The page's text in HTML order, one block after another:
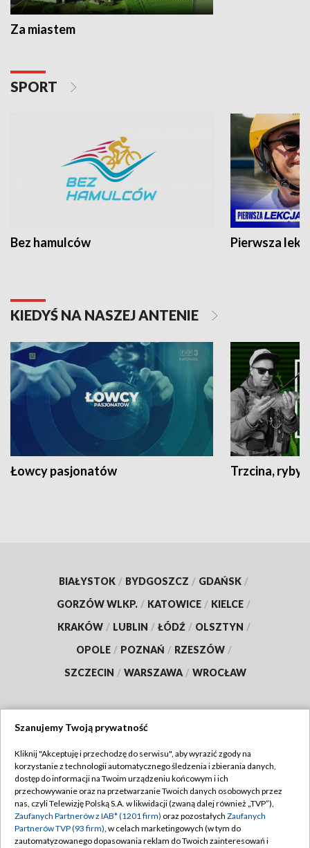
Za miastem
SPORT
Bez hamulców Pierwsza
KIEDYŚ NA NASZEJ ANTENIE
Łowcy pasjonatów Trzcina, ryby
BIAŁYSTOK / BYDGOSZCZ / GDAŃSK /
GORZÓW WLKP. / KATOWICE / KIELCE /
KRAKÓW / LUBLIN / ŁÓDŹ / OLSZTYN /
OPOLE / POZNAŃ / RZESZÓW /
SZCZECIN / WARSZAWA / WROCŁAW
TVP
Abonament TVP
Emisja w TVP
Centrum informacji TVP
Regulamin TVP
Polityka prywatności
Moje zgody
Szanujemy Twoją prywatność
Kliknij "Akceptuję i przechodzę do serwisu", aby wyrazić zgody na
korzystanie z technologii automatycznego śledzenia i zbierania danych,
dostęp do informacji na Twoim urządzeniu końcowym i ich
przechowywanie oraz na przetwarzanie Twoich danych osobowych przez
nas, czyli Telewizję Polską S.A. w likwidacji (zwaną dalej również „TVP”),
Zaufanych Partnerów z IAB* (1201 firm) oraz pozostałych Zaufanych
Partnerów TVP (93 firm), w celach marketingowych (w tym do
zautomatyzowanego dopasowania reklam do Twoich zainteresowań i